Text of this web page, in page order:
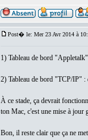
Post� le: Mer 23 Avr 2014 à
1) Tableau de bord
2) Tableau de bord "TCP/IP" :
À ce stade, ça devrait
ton Mac, c'est une mise à jour
Bon, il reste clair que ça ne